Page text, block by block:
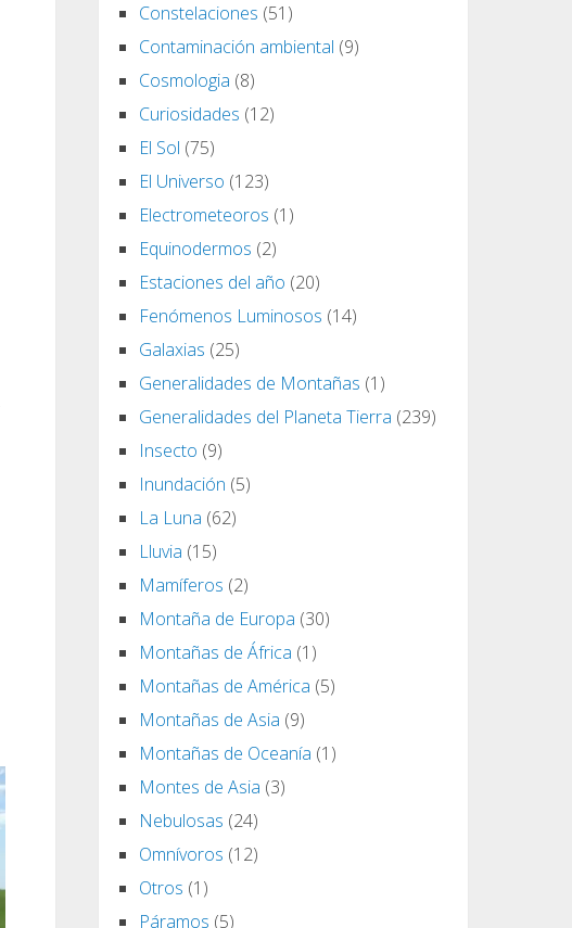
Constelaciones (51)
Contaminación ambiental (9)
Cosmologia (8)
Curiosidades (12)
El Sol (75)
El Universo (123)
Electrometeoros (1)
Equinodermos (2)
Estaciones del año (20)
Fenómenos Luminosos (14)
Galaxias (25)
Generalidades de Montañas (1)
Generalidades del Planeta Tierra (239)
Insecto (9)
Inundación (5)
La Luna (62)
Lluvia (15)
Mamíferos (2)
Montaña de Europa (30)
Montañas de África (1)
Montañas de América (5)
Montañas de Asia (9)
Montañas de Oceanía (1)
Montes de Asia (3)
Nebulosas (24)
Omnívoros (12)
Otros (1)
Páramos (5)